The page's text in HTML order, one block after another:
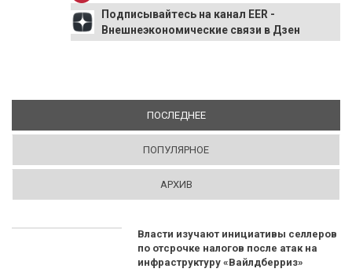
Подписывайтесь на канал EER -
Внешнеэкономические связи в Дзен
ПОСЛЕДНЕЕ(АКТИВНАЯ ВКЛАДКА)
ПОПУЛЯРНОЕ
АРХИВ
Власти изучают инициативы селлеров
по отсрочке налогов после атак на
инфраструктуру «Вайлдберриз»